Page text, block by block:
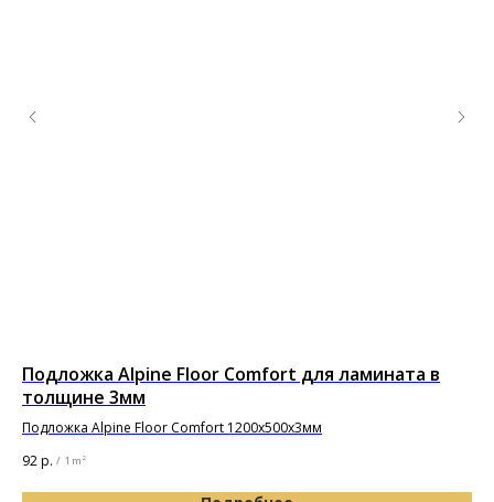
Подложка Alpine Floor Comfort для ламината в
толщине 3мм
Подложка Alpine Floor Comfort 1200х500х3мм
92р. / 1 m²